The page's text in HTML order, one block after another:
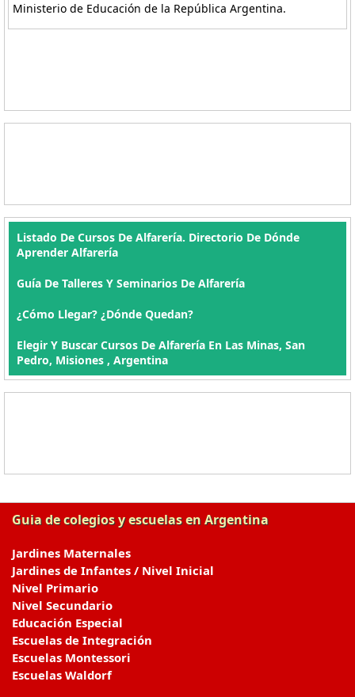
Ministerio de Educación de la República Argentina.
Listado De Cursos De Alfarería. Directorio De Dónde
Aprender Alfarería
Guía De Talleres Y Seminarios De Alfarería
¿Cómo Llegar? ¿Dónde Quedan?
Elegir Y Buscar Cursos De Alfarería En Las Minas, San
Pedro, Misiones , Argentina
Guia de colegios y escuelas en Argentina
Jardines Maternales
Jardines de Infantes / Nivel Inicial
Nivel Primario
Nivel Secundario
Educación Especial
Escuelas de Integración
Escuelas Montessori
Escuelas Waldorf